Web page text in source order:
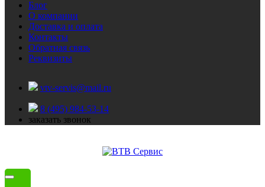
Блог
О компании
Доставка и оплата
Контакты
Обратная связь
Реквизиты
vtv-servis@mail.ru
8 (495) 984-53-14
заказать звонок